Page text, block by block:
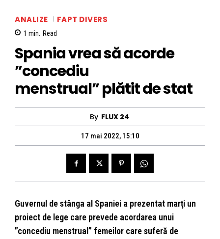
ANALIZE FAPT DIVERS
1 min. Read
Spania vrea să acorde
”concediu
menstrual” plătit de stat
By FLUX 24
17 mai 2022, 15:10
Guvernul de stânga al Spaniei a prezentat marţi un
proiect de lege care prevede acordarea unui
”concediu menstrual” femeilor care suferă de